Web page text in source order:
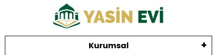
Kurumsal